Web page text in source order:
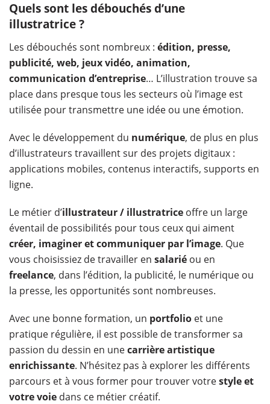
Quels sont les débouchés d’une
illustratrice ?
Les débouchés sont nombreux : édition, presse,
publicité, web, jeux vidéo, animation,
communication d’entreprise… L’illustration trouve sa
place dans presque tous les secteurs où l’image est
utilisée pour transmettre une idée ou une émotion.
Avec le développement du numérique, de plus en plus
d’illustrateurs travaillent sur des projets digitaux :
applications mobiles, contenus interactifs, supports en
ligne.
Le métier d’illustrateur / illustratrice offre un large
éventail de possibilités pour tous ceux qui aiment
créer, imaginer et communiquer par l’image. Que
vous choisissiez de travailler en salarié ou en
freelance, dans l’édition, la publicité, le numérique ou
la presse, les opportunités sont nombreuses.
Avec une bonne formation, un portfolio et une
pratique régulière, il est possible de transformer sa
passion du dessin en unecarrière artistique
enrichissante. N’hésitez pas à explorer les différents
parcours et à vous former pour trouver votrestyle et
votre voie dans ce métier créatif.